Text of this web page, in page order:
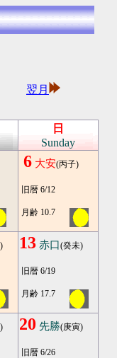
翌月
日
Sunday
6 大安(丙子)
旧暦 6/12
月齢 10.7
13 赤口(癸未)
旧暦 6/19
月齢 17.7
20 先勝(庚寅)
旧暦 6/26